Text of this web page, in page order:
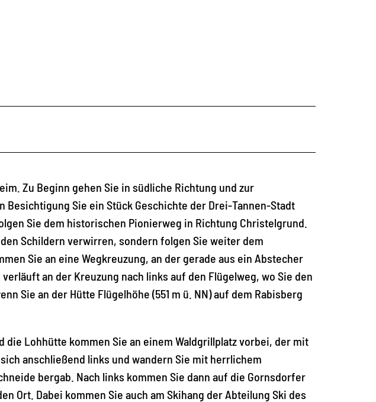
Zu Beginn gehen Sie in südliche Richtung und zur
Besichtigung Sie ein Stück Geschichte der Drei-Tannen-Stadt
Sie dem historischen Pionierweg in Richtung Christelgrund.
Schildern verwirren, sondern folgen Sie weiter dem
Sie an eine Wegkreuzung, an der gerade aus ein Abstecher
an der Kreuzung nach links auf den Flügelweg, wo Sie den
Sie an der Hütte Flügelhöhe (551 m ü. NN) auf dem Rabisberg
die Lohhütte kommen Sie an einem Waldgrillplatz vorbei, der mit
anschließend links und wandern Sie mit herrlichem
bergab. Nach links kommen Sie dann auf die Gornsdorfer
Ort. Dabei kommen Sie auch am Skihang der Abteilung Ski des